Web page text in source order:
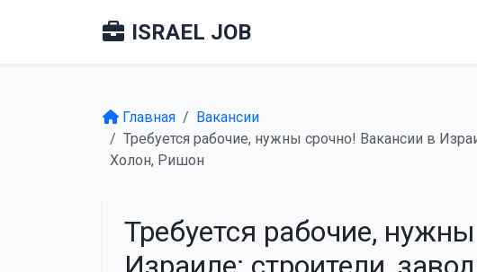
ISRAEL JOB
Главная
Вакансии
Требуется рабочие, нужны срочно! Вакансии в
Холон, Ришон
Требуется рабочие,